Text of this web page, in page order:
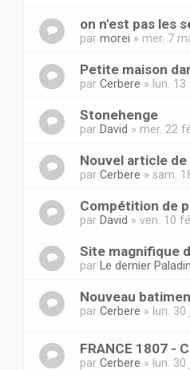
on n'est pas les
par morei » mer. 7
Petite maison
par Cerbere » lun. 13
Stonehenge
par David » mer. 22
Nouvel article de
par Cerbere » sam.
Compétition de
par David » ven. 10
Site magnifique
par Le dernier Paladin
Nouveau
par Cerbere » lun. 30
FRANCE 1807 -
par Cerbere » lun. 30